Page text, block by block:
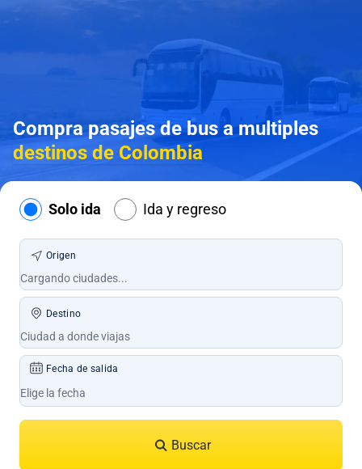
Compra pasajes de bus a multiples
destinos de Colombia
Solo ida Ida y regreso
Origen
Destino
Fecha de salida
Buscar